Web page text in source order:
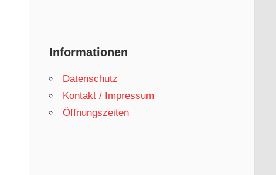
Informationen
Datenschutz
Kontakt / Impressum
Öffnungszeiten